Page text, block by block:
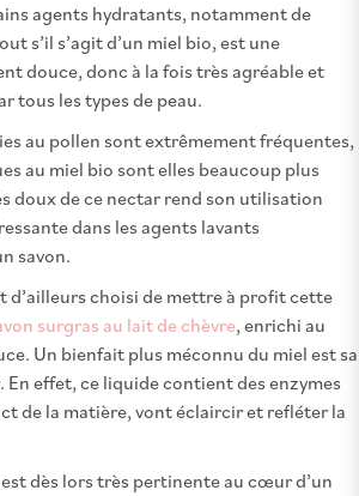
agents hydratants, notamment de
s’il s’agit d’un miel bio, est une
douce, donc à la fois très agréable et
tous les types de peau.
au pollen sont extrêmement fréquentes,
au miel bio sont elles beaucoup plus
doux de ce nectar rend son utilisation
dans les agents lavants
savon.
d’ailleurs choisi de mettre à profit cette
surgras au lait de chèvre, enrichi au
Un bienfait plus méconnu du miel est sa
effet, ce liquide contient des enzymes
de la matière, vont éclaircir et refléter la
dès lors très pertinente au cœur d’un